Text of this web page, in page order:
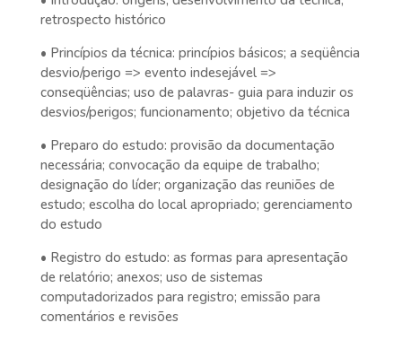
retrospecto histórico
• Princípios da técnica: princípios básicos; a seqüência
desvio/perigo => evento indesejável =>
conseqüências; uso de palavras- guia para induzir os
desvios/perigos; funcionamento; objetivo da técnica
• Preparo do estudo: provisão da documentação
necessária; convocação da equipe de trabalho;
designação do líder; organização das reuniões de
estudo; escolha do local apropriado; gerenciamento
do estudo
• Registro do estudo: as formas para apresentação
de relatório; anexos; uso de sistemas
computadorizados para registro; emissão para
comentários e revisões